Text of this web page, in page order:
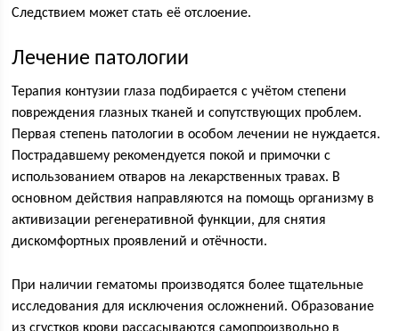
Следствием может стать её отслоение.
Лечение патологии
Терапия контузии глаза подбирается с учётом степени
повреждения глазных тканей и сопутствующих проблем.
Первая степень патологии в особом лечении не нуждается.
Пострадавшему рекомендуется покой и примочки с
использованием отваров на лекарственных травах. В
основном действия направляются на помощь организму в
активизации регенеративной функции, для снятия
дискомфортных проявлений и отёчности.
При наличии гематомы производятся более тщательные
исследования для исключения осложнений. Образование
из сгустков крови рассасываются самопроизвольно в